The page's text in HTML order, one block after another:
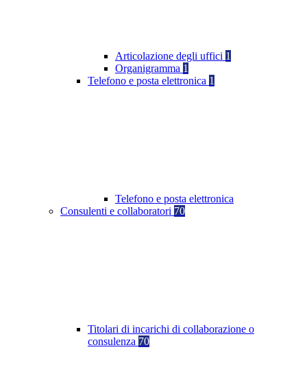
Articolazione degli uffici 1
Organigramma 1
Telefono e posta elettronica 1
Telefono e posta elettronica
Consulenti e collaboratori 70
Titolari di incarichi di collaborazione o
consulenza 70